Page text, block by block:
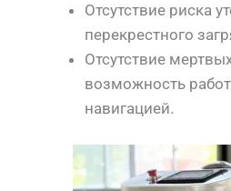
Отсутствие риска
перекрестного
Отсутствие
возможность
навигацией.